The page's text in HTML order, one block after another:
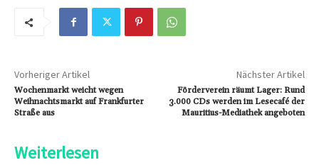
Vorheriger Artikel
Wochenmarkt weicht wegen
Weihnachtsmarkt auf Frankfurter
Straße aus
Nächster Artikel
Förderverein räumt Lager: Rund
3.000 CDs werden im Lesecafé der
Mauritius-Mediathek angeboten
Weiterlesen